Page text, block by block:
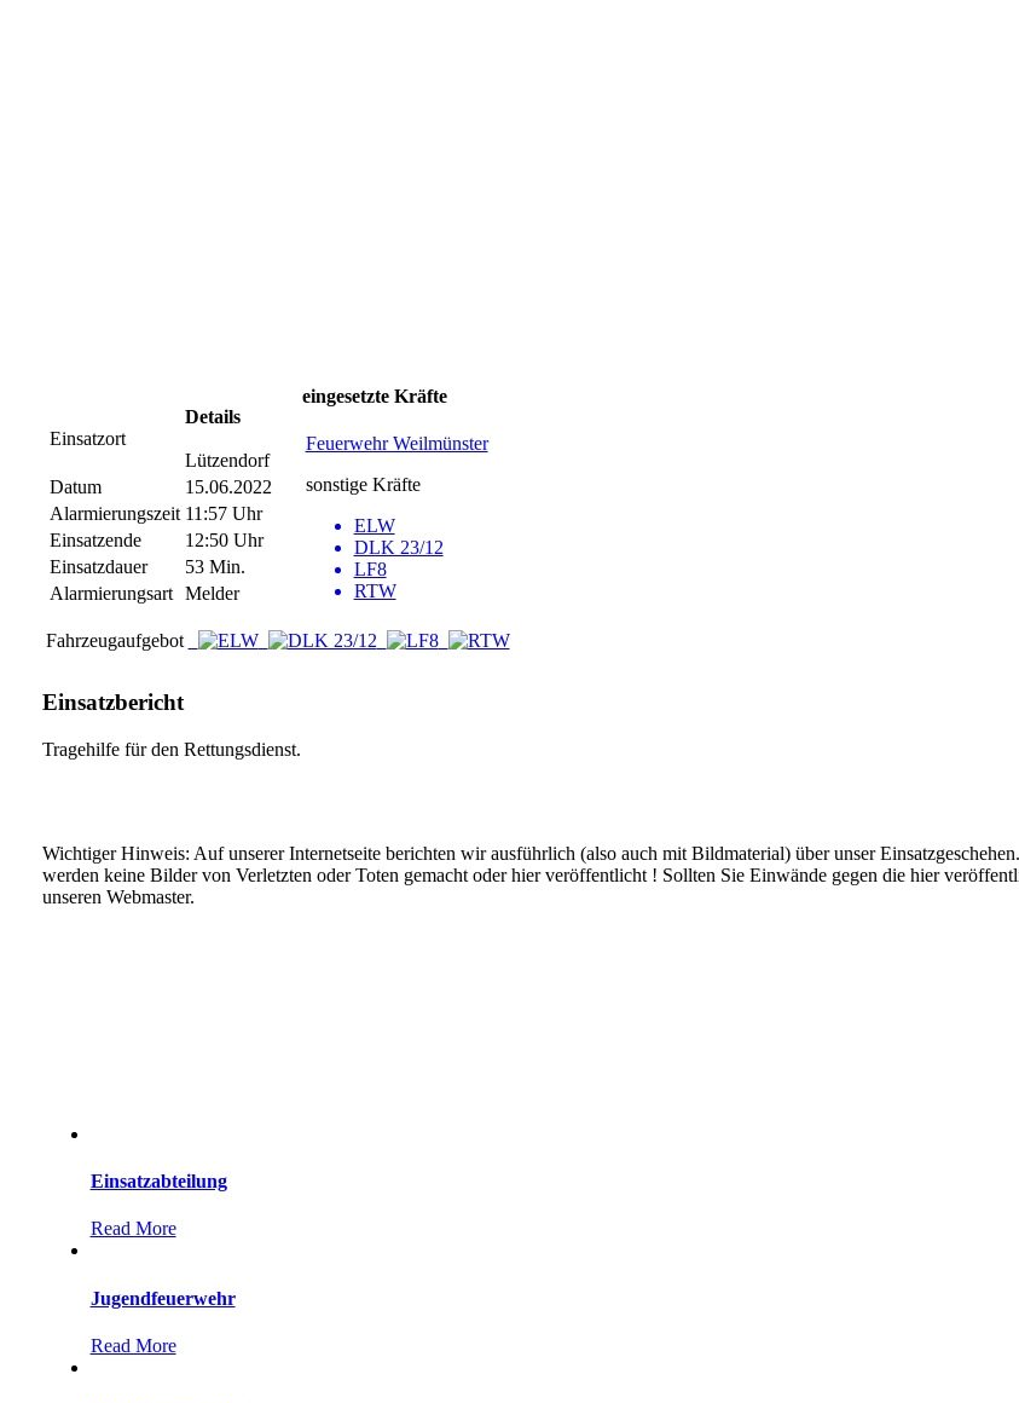
Einsatzort
Details
Lützendorf
Datum
15.06.2022
Alarmierungszeit 11:57 Uhr
Einsatzende
12:50 Uhr
Einsatzdauer
53 Min.
Alarmierungsart
Melder
eingesetzte Kräfte
Feuerwehr Weilmünster
sonstige Kräfte
ELW
DLK 23/12
LF8
RTW
Fahrzeugaufgebot
Einsatzbericht
Tragehilfe für den Rettungsdienst.
Wichtiger Hinweis: Auf unserer Internetseite berichten wir ausführlich (also auch mit Bildmaterial) über unser
werden keine Bilder von Verletzten oder Toten gemacht oder hier veröffentlicht ! Sollten Sie Einwände gegen die hier
unseren Webmaster.
Einsatzabteilung
Read More
Jugendfeuerwehr
Read More